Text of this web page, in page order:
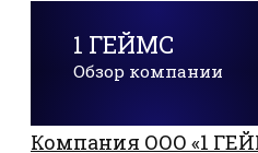
1 ГЕЙМС
Обзор компании
Компания ООО «1